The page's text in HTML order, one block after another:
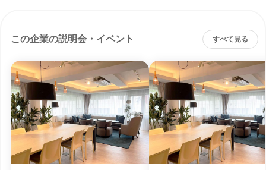
この企業の説明会・イベント すべて見る